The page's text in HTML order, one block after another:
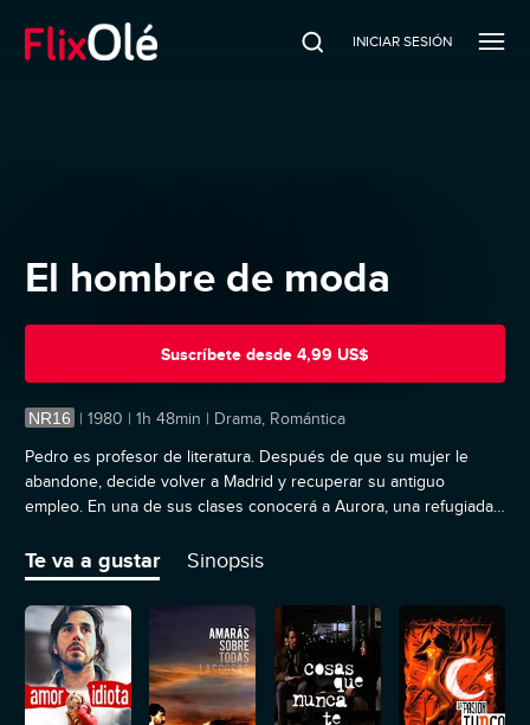
INICIAR SESIÓN
El hombre de moda
Suscríbete desde 4,99 US$
NR16 | 1980 | 1h 48min | Drama, Romántica
Pedro es profesor de literatura. Después de que su mujer le
abandone, decide volver a Madrid y recuperar su antiguo
empleo. En una de sus clases conocerá a Aurora, una refugiada
Te va a gustar Sinopsis